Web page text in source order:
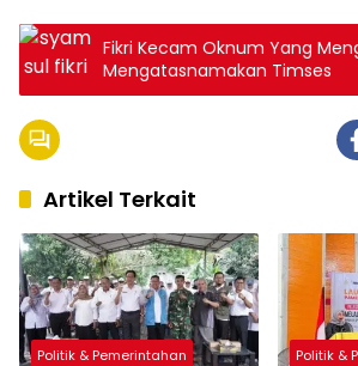
Fikri Kecam Oknum Yang
Mengatasnamakan Timses
Artikel Terkait
Politik & Pemerintahan Politik &